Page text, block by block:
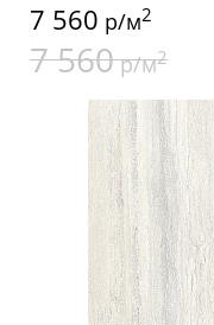
7 560 р/м2
7 560р/м2